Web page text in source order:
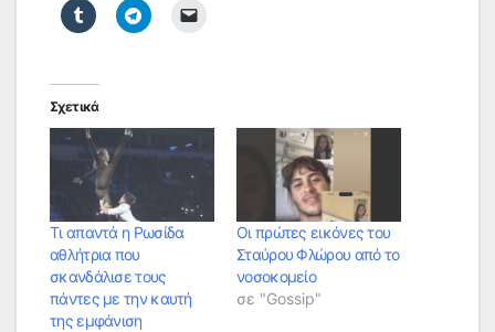
Σχετικά
Τι απαντά η Ρωσίδα
αθλήτρια που
σκανδάλισε τους
πάντες με την καυτή
της εμφάνιση
Οι πρώτες εικόνες του
Σταύρου Φλώρου από το
νοσοκομείο
σε "Gossip"